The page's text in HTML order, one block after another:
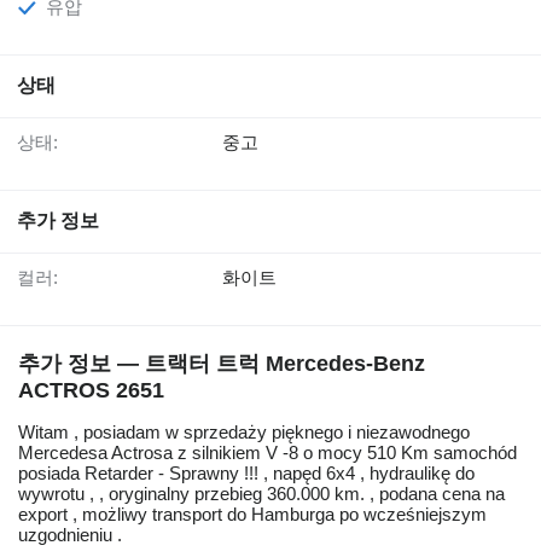
유압
상태
상태: 중고
추가 정보
컬러: 화이트
추가 정보 — 트랙터 트럭 Mercedes-Benz
ACTROS 2651
Witam , posiadam w sprzedaży pięknego i niezawodnego
Mercedesa Actrosa z silnikiem V -8 o mocy 510 Km samochód
posiada Retarder - Sprawny !!! , napęd 6x4 , hydraulikę do
wywrotu , , oryginalny przebieg 360.000 km. , podana cena na
export , możliwy transport do Hamburga po wcześniejszym
uzgodnieniu .